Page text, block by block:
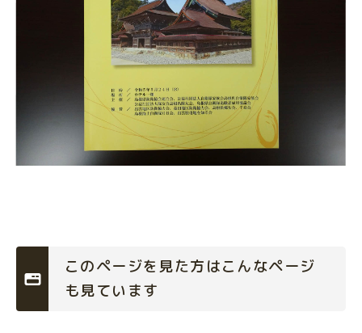
このページを見た方はこんなページ
も見ています